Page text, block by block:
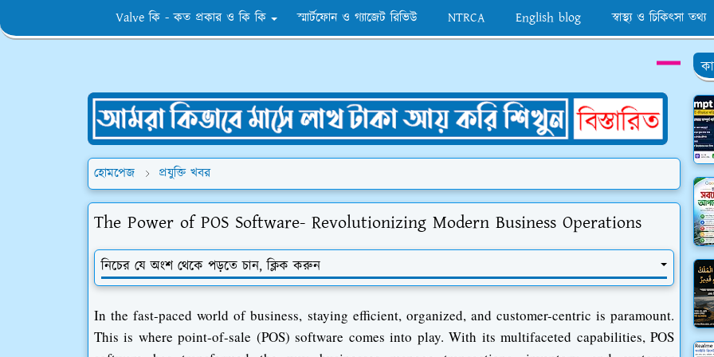
Valve কি - কত প্রকার ও কি কি স্মার্টফোন ও গ্যাজেট রিভিউ NTRCA English blog স্বাস্থ্য ও চিকিৎসা তথ্য
হোমপেজ প্রযুক্তি খবর
The Power of POS Software- Revolutionizing Modern Business Operations
নিচের যে অংশ থেকে পড়তে চান, ক্লিক করুন
In the fast-paced world of business, staying efficient, organized, and customer-centric is paramount.
This is where point-of-sale (POS) software comes into play. With its multifaceted capabilities, POS